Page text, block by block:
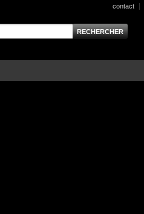
contact